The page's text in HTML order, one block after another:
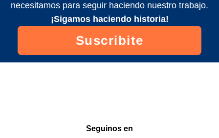
necesitamos para seguir haciendo nuestro trabajo.
¡Sigamos haciendo historia!
Suscribite
Seguinos en